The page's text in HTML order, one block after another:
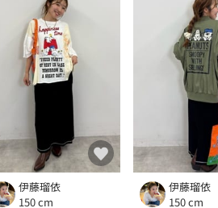
伊藤瑠依
150 cm
伊藤瑠依
150 cm